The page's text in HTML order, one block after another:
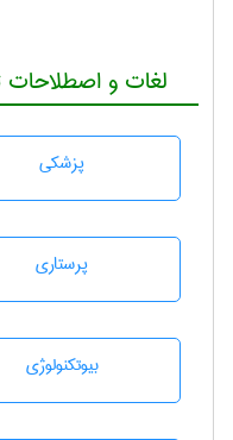
لغات و
پزشكی
پرستاری
بيوتكنولوژی